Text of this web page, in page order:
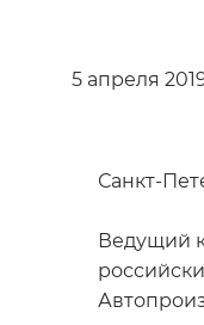
5 апреля
Санкт-
Ведущий